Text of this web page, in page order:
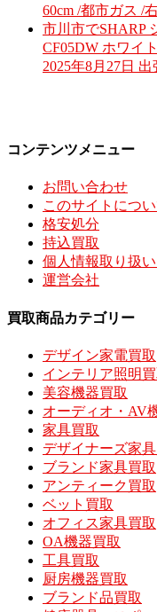
60cm /都市ガス /
市川市でSHARP
CF05DW ホワイ
2025年8月27日 出
コンテンツメニュー
お問い合わせ
このサイトにつ
格安処分
持込買取
個人情報取り扱
運営会社
買取商品カテゴリー
デザイン家電買取
インテリア照明
美容機器買取
オーディオ・AV
家具買取
デザイナーズ家
ブランド家具買取
アンティーク買取
ベット買取
オフィス家具買取
OA機器買取
工具買取
厨房機器買取
ブランド品買取